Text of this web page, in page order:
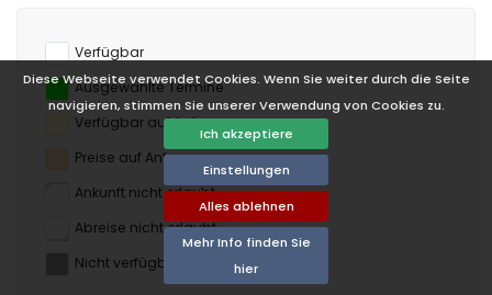
Diese Webseite verwendet Cookies. Wenn Sie weiter durch die Seite
navigieren, stimmen Sie unserer Verwendung von Cookies zu.
Ich akzeptiere
Einstellungen
Alles ablehnen
Mehr Info finden Sie
hier
Verfügbar
Ausgewählte Termine
Verfügbar auf Anfrage
Preise auf Anfrage
Ankunft nicht erlaubt
Abreise nicht erlaubt
Nicht verfügbar